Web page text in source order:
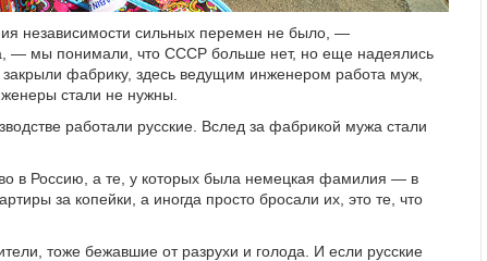
независимости сильных перемен не было, —
— мы понимали, что СССР больше нет, но еще надеялись
фабрику, здесь ведущим инженером работа муж,
стали не нужны.
работали русские. Вслед за фабрикой мужа стали
в Россию, а те, у которых была немецкая фамилия — в
за копейки, а иногда просто бросали их, это те, что
тоже бежавшие от разрухи и голода. И если русские